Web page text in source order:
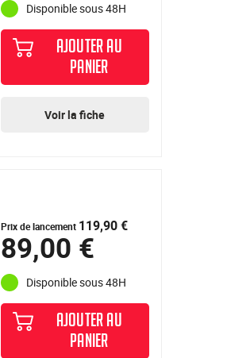
Disponible sous 48H
AJOUTER AU
PANIER
Voir la fiche
Prix de lancement 119,90 €
89,00 €
Disponible sous 48H
AJOUTER AU
PANIER